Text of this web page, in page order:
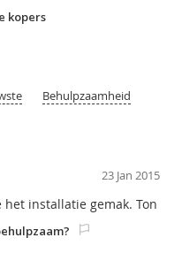
kopers
Behulpzaamheid
23 Jan 2015
het installatie gemak. Ton